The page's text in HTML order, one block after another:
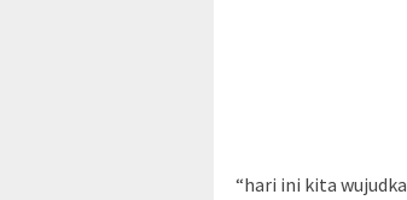
“hari ini kita